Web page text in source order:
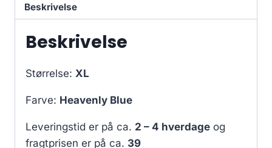
Beskrivelse
Beskrivelse
Størrelse: XL
Farve: Heavenly Blue
Leveringstid er på ca. 2 – 4 hverdage og
fragtprisen er på ca. 39